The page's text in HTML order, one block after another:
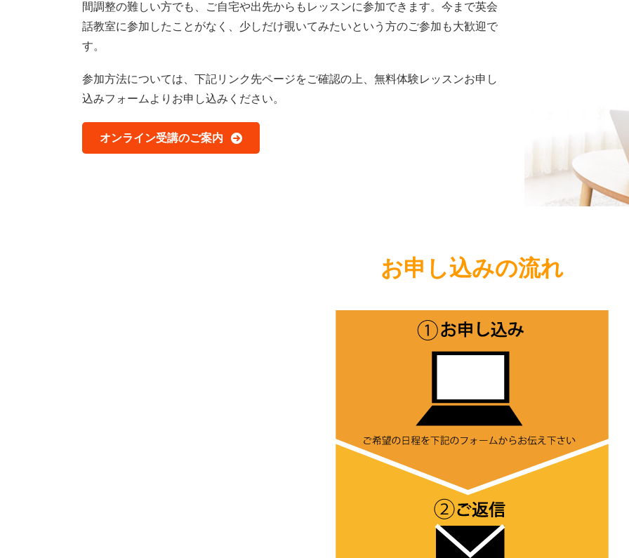
間調整の難しい方でも、ご自宅や出先からもレッスンに参加できます。今まで英会
話教室に参加したことがなく、少しだけ覗いてみたいという方のご参加も大歓迎で
す。
参加方法については、下記リンク先ページをご確認の上、無料体験レッスンお申し
込みフォームよりお申し込みください。
オンライン受講のご案内
お申し込みの流れ